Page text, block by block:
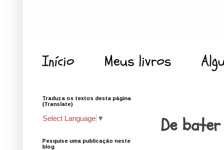
Início Meus livros
De
Traduza os textos desta página
(Translate)
Select Language ▼
Pesquise uma publicação neste
blog